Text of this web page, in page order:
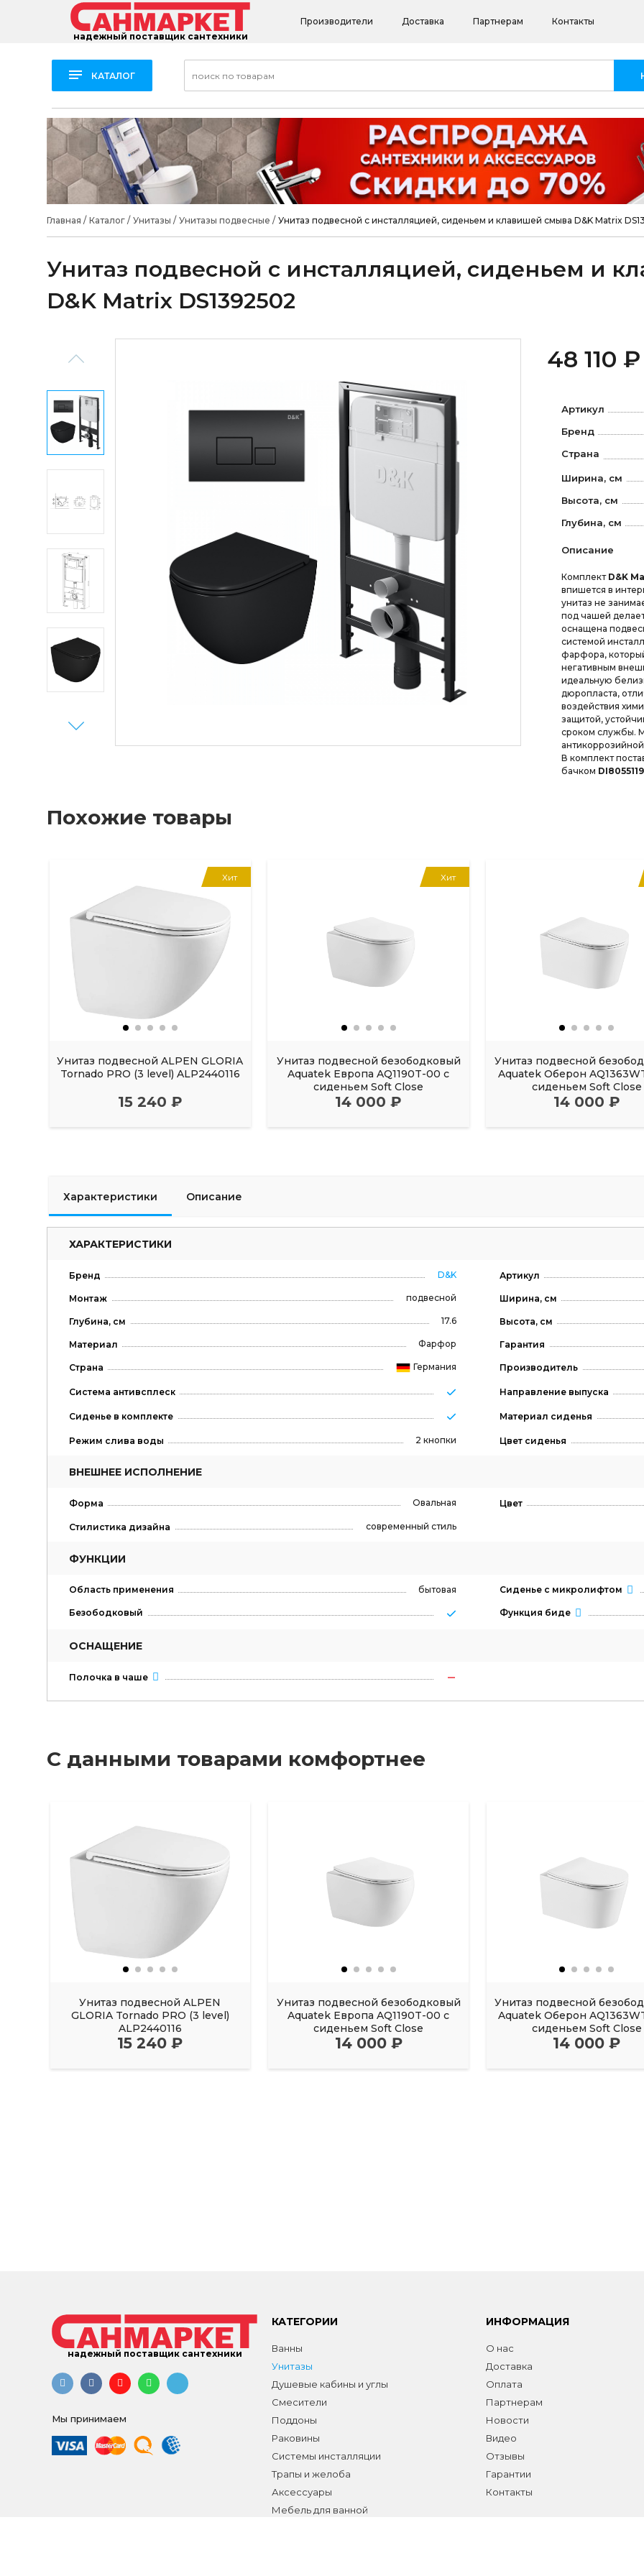
надежный поставщик сантехники
Производители Доставка Партнерам Контакты
КАТАЛОГ
Главная / Каталог/ Унитазы / Унитазы подвесные / Унитаз подвесной с инсталляцией, сиденьем и клавишей смыва D&K Matrix
Унитаз подвесной с инсталляцией, сиденьем и
D&K Matrix DS1392502
Previous
Next
48 110 ₽
Артикул
Бренд
Страна
Ширина, см
Высота, см
Глубина, см
Описание
Комплект D&K
впишется в
унитаз не
под чашей
оснащена
системой
фарфора,
негативным
идеальную
дюропласта,
воздействия
защитой,
сроком службы.
В комплект
бачком DI8055119
Похожие товары
Хит
Унитаз подвесной ALPEN GLORIA
Tornado PRO (3 level) ALP2440116
15 240 ₽
Хит
Унитаз подвесной безободковый
Aquatek Европа AQ1190T-00 с
сиденьем Soft Close
14 000 ₽
Унитаз подвесной
Aquatek Оберон
сиденьем Soft Close
14 000 ₽
Характеристики Описание
ХАРАКТЕРИСТИКИ
Бренд D&K Артикул
Монтаж подвесной Ширина, см
Глубина, см 17.6 Высота, см
Материал Фарфор Гарантия
Страна Германия Производитель
Система антивсплеск Направление выпуска
Сиденье в комплекте Материал сиденья
Режим слива воды 2 кнопки Цвет сиденья
ВНЕШНЕЕ ИСПОЛНЕНИЕ
Форма Овальная Цвет
Стилистика дизайна современный стиль
ФУНКЦИИ
Область применения бытовая Сиденье с микролифтом
Безободковый Функция биде
ОСНАЩЕНИЕ
Полочка в чаше
С данными товарами комфортнее
Унитаз подвесной ALPEN
GLORIA Tornado PRO (3 level)
ALP2440116
15 240 ₽
Унитаз подвесной безободковый
Aquatek Европа AQ1190T-00 с
сиденьем Soft Close
14 000 ₽
Унитаз подвесной
Aquatek Оберон
сиденьем Soft Close
14 000 ₽
надежный поставщик сантехники
Мы принимаем
КАТЕГОРИИ
Ванны
Унитазы
Душевые кабины и углы
Смесители
Поддоны
Раковины
Системы инсталляции
Трапы и желоба
Аксессуары
Мебель для ванной
ИНФОРМАЦИЯ
О нас
Доставка
Оплата
Партнерам
Новости
Видео
Отзывы
Гарантии
Контакты